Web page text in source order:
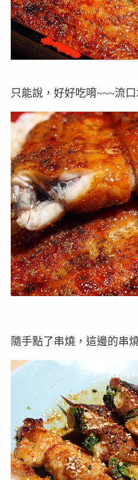
只能說，好好吃唷~~~流口
隨手點了串燒，這邊的串